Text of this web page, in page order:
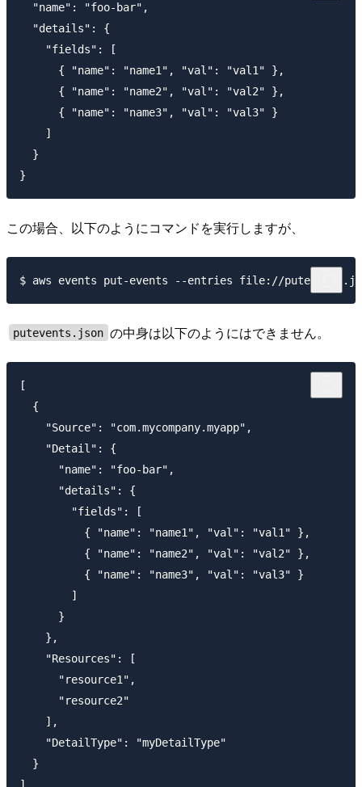
  "name": "foo-bar",
  "details": {
    "fields": [
      { "name": "name1", "val": "val1" },
      { "name": "name2", "val": "val2" },
      { "name": "name3", "val": "val3" }
    ]
  }
この場合、以下のようにコマンドを実行しますが、
putevents.json の中身は以下のようにはできません。
[
  {
    "Source": "com.mycompany.myapp",
    "Detail": {
      "name": "foo-bar",
      "details": {
        "fields": [
          { "name": "name1", "val": "val1" },
          { "name": "name2", "val": "val2" },
          { "name": "name3", "val": "val3" }
        ]
      }
    },
    "Resources": [
      "resource1",
      "resource2"
    ],
    "DetailType": "myDetailType"
  }